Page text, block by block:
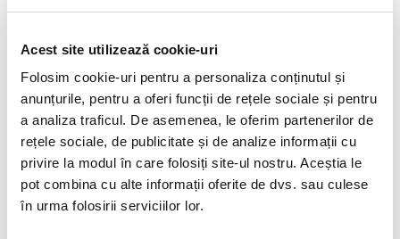
Acest site utilizează cookie-uri
Folosim cookie-uri pentru a personaliza conținutul și
anunțurile, pentru a oferi funcții de rețele sociale și pentru
a analiza traficul. De asemenea, le oferim partenerilor de
rețele sociale, de publicitate și de analize informații cu
privire la modul în care folosiți site-ul nostru. Aceștia le
pot combina cu alte informații oferite de dvs. sau culese
în urma folosirii serviciilor lor.
CARE SUNT CELE MAI
NECONFORMITATI
IDENTIFICATE IN
CONTRACTELE DE MUNCA SI
IN REGULAMENTELE INTERNE
Legislatia impune un draft de contract individual de